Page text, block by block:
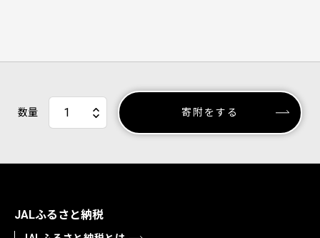
数量 寄附をする
JALふるさと納税